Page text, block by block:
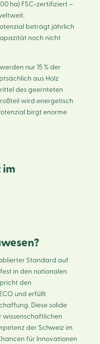
ha) FSC-zertifiziert –
beträgt jährlich
noch nicht
nur 15 % der
aus Holz
des geernteten
wird energetisch
birgt enorme
im
Standard auf
in den nationalen
den
und erfüllt
Diese solide
wissenschaftlichen
der Schweiz im
für Innovationen